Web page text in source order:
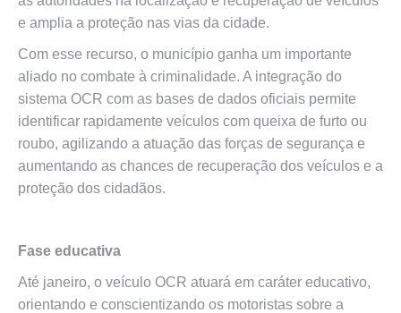
e amplia a proteção nas vias da cidade.
Com esse recurso, o município ganha um importante
aliado no combate à criminalidade. A integração do
sistema OCR com as bases de dados oficiais permite
identificar rapidamente veículos com queixa de furto ou
roubo, agilizando a atuação das forças de segurança e
aumentando as chances de recuperação dos veículos e a
proteção dos cidadãos.
Fase educativa
Até janeiro, o veículo OCR atuará em caráter educativo,
orientando e conscientizando os motoristas sobre a